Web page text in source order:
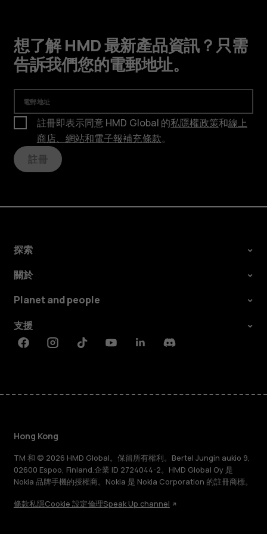
想了解 HMD 最新產品資訊？只需
告訴我們您的電郵地址。
電郵地址
註冊即表示同意 HMD Global 的私隱權政策和線上
商店、網站和電子報補充條款。
註冊
探索
關於
Planet and people
支援
FacebookInstagramTiktokYoutubeLinkedinDiscord
Hong Kong
TM 和 © 2026 HMD Global。保留所有權利。Bertel Jungin aukio 9,
02600 Espoo, Finland.企業 ID 2724044-2。HMD Global Oy 是
Nokia 品牌手機的授權商。Nokia 是 Nokia Corporation 的註冊商標。
條款私隱Cookie 設定倫理Speak Up channel